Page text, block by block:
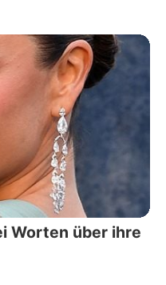
Worten über ihre